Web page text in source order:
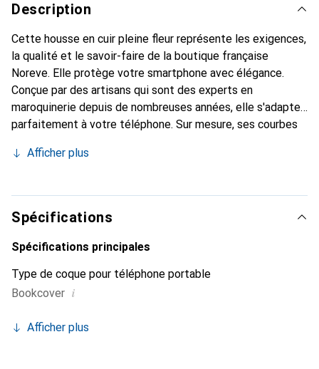
Description
Cette housse en cuir pleine fleur représente les exigences,
la qualité et le savoir-faire de la boutique française
Noreve. Elle protège votre smartphone avec élégance.
Conçue par des artisans qui sont des experts en
maroquinerie depuis de nombreuses années, elle s'adapte
parfaitement à votre téléphone. Sur mesure, ses courbes
devient l'accessoire chic et indispensable de votre
produits de haute qualité, la marque Noreve est un choix
sûr pour une clientèle exigeante.
Afficher plus
Spécifications
Spécifications principales
Type de coque pour téléphone portable
Bookcover i
Afficher plus